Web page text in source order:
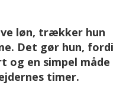
løn, trækker hun
Det gør hun, fordi
og en simpel måde
timer.